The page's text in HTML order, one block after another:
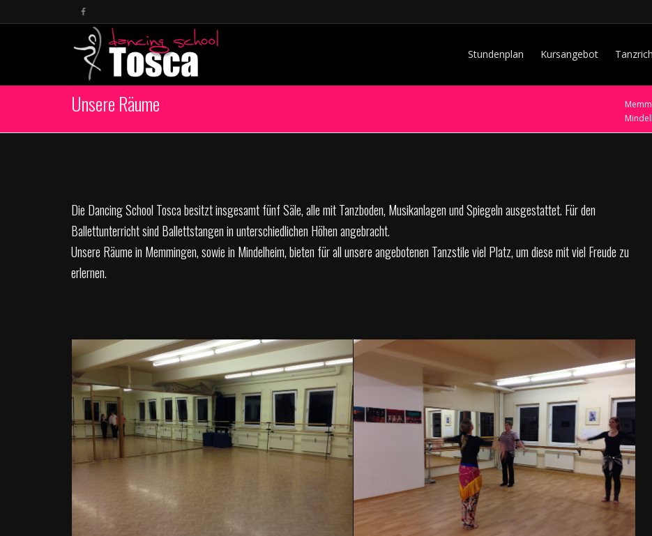
Stundenplan Kursangebot
Unsere Räume
Die Dancing School Tosca besitzt insgesamt fünf Säle, alle mit Tanzboden, Musikanlagen und Spiegeln ausgestattet. Für den
Ballettunterricht sind Ballettstangen in unterschiedlichen Höhen angebracht.
Unsere Räume in Memmingen, sowie in Mindelheim, bieten für all unsere angebotenen Tanzstile viel Platz, um diese mit viel Freude zu
erlernen.